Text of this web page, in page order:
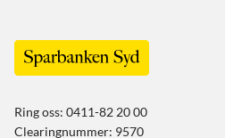
Ring oss: 0411-82 20 00
Clearingnummer: 9570